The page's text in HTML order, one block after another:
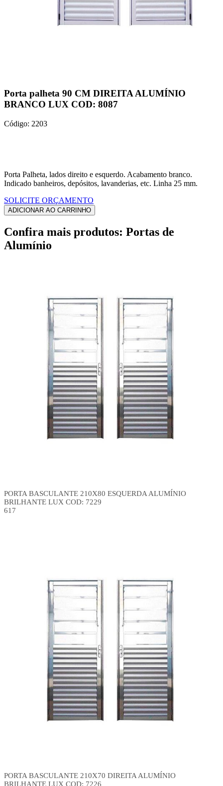
Porta palheta 90 CM DIREITA ALUMÍNIO
BRANCO LUX COD: 8087
Código: 2203
Porta Palheta, lados direito e esquerdo. Acabamento branco.
Indicado banheiros, depósitos, lavanderias, etc. Linha 25 mm.
SOLICITE ORÇAMENTO
Confira mais produtos: Portas de
Alumínio
PORTA BASCULANTE 210X80 ESQUERDA ALUMÍNIO
BRILHANTE LUX COD: 7229
617
PORTA BASCULANTE 210X70 DIREITA ALUMÍNIO
BRILHANTE LUX COD: 7226